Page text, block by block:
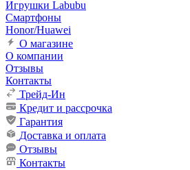
Игрушки Labubu
Смартфоны
Honor/Huawei
О магазине
О компании
Отзывы
Контакты
Трейд-Ин
Кредит и рассрочка
Гарантия
Доставка и оплата
Отзывы
Контакты